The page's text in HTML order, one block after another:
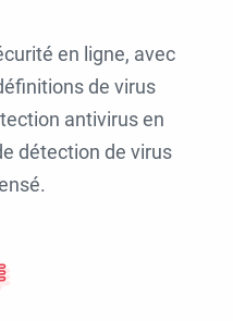
en ligne, avec
de virus
antivirus en
détection de virus